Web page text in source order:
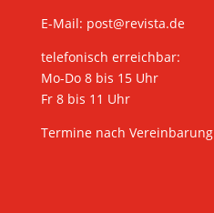
E-Mail: post@revista.de
telefonisch erreichbar:
Mo-Do 8 bis 15 Uhr
Fr 8 bis 11 Uhr
Termine nach Vereinbarung